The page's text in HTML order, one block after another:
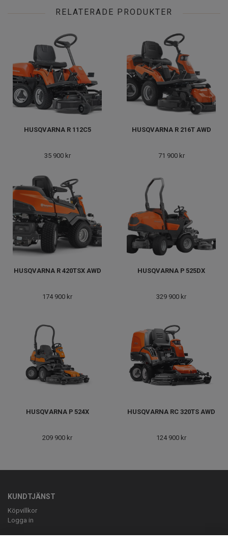
RELATERADE PRODUKTER
HUSQVARNA R 112C5
35 900 kr
HUSQVARNA R 216T AWD
71 900 kr
HUSQVARNA R 420TSX AWD
174 900 kr
HUSQVARNA P 525DX
329 900 kr
HUSQVARNA P 524X
209 900 kr
HUSQVARNA RC 320TS AWD
124 900 kr
KUNDTJÄNST
Köpvillkor
Logga in